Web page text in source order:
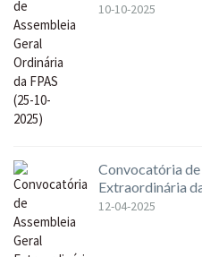
10-10-2025
Convocatória
Extraordinária
12-04-2025